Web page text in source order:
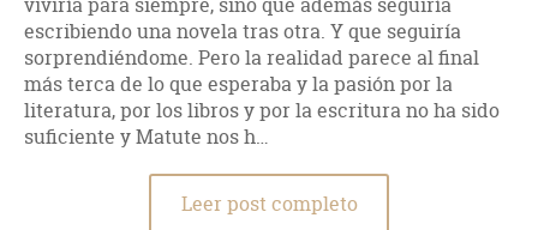
escribiendo una novela tras otra. Y que seguiría
sorprendiéndome. Pero la realidad parece al final
más terca de lo que esperaba y la pasión por la
literatura, por los libros y por la escritura no ha sido
suficiente y Matute nos h…
Leer post completo